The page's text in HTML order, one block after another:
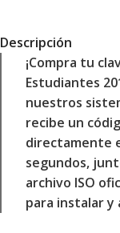
Descripción
¡Compra tu
Estudiantes
nuestros
recibe un
directamente
segundos,
archivo ISO
para instalar y